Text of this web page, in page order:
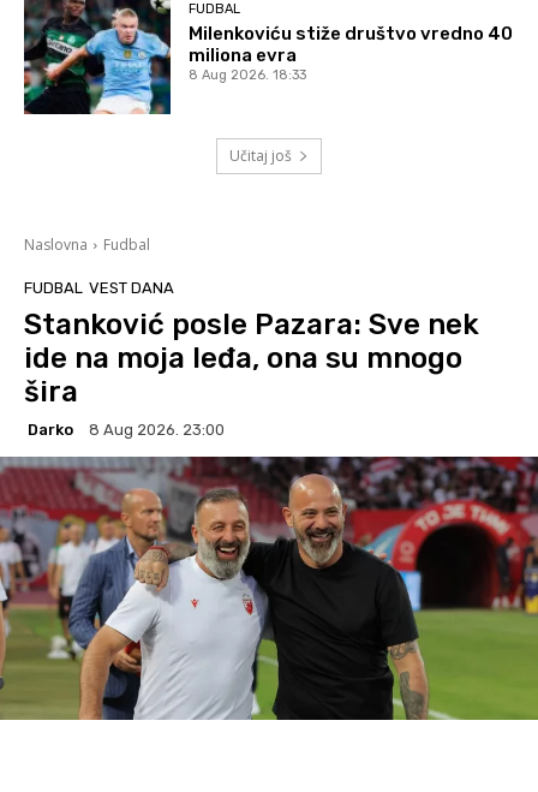
FUDBAL
Milenkoviću stiže društvo vredno 40
miliona evra
8 Aug 2026. 18:33
Učitaj još